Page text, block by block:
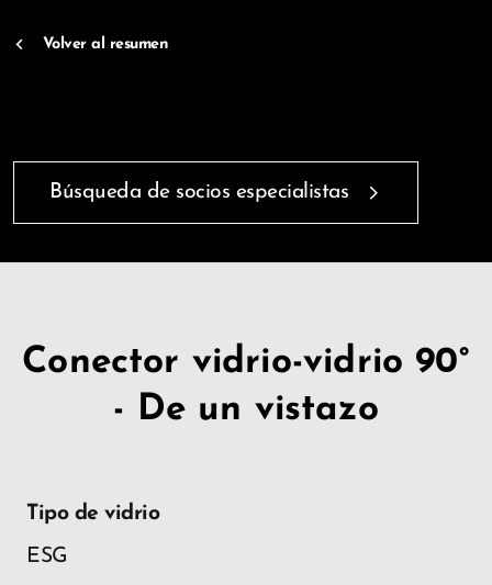
Volver al resumen
Búsqueda de socios especialistas
Conector vidrio-vidrio 90°
- De un vistazo
Tipo de vidrio
ESG